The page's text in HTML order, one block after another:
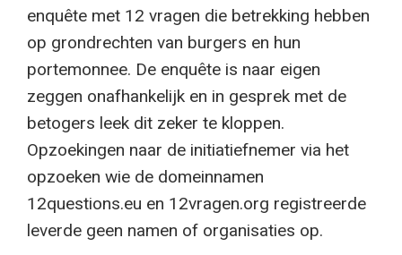
enquête met 12 vragen die betrekking hebben
op grondrechten van burgers en hun
portemonnee. De enquête is naar eigen
zeggen onafhankelijk en in gesprek met de
betogers leek dit zeker te kloppen.
Opzoekingen naar de initiatiefnemer via het
opzoeken wie de domeinnamen
12questions.eu en 12vragen.org registreerde
leverde geen namen of organisaties op.